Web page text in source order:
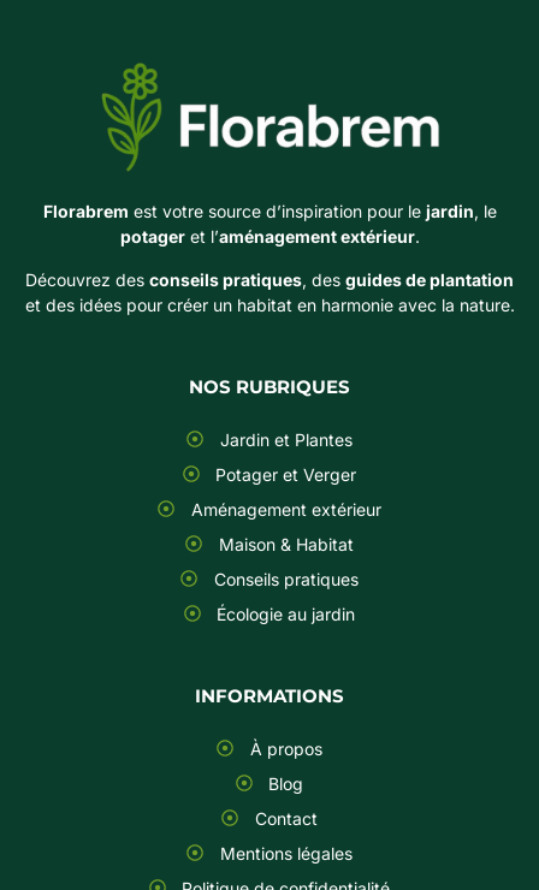
Florabrem est votre source d’inspiration pour le jardin, le
potageret l’aménagement extérieur.
Découvrez des conseils pratiques, des guides de plantation
et des idées pour créer un habitat en harmonie avec la nature.
NOS RUBRIQUES
Jardin et Plantes
Potager et Verger
Aménagement extérieur
Maison & Habitat
Conseils pratiques
Écologie au jardin
INFORMATIONS
À propos
Blog
Contact
Mentions légales